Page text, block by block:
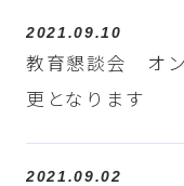
2021.09.10
教育懇談会 オ
更となります
2021.09.02